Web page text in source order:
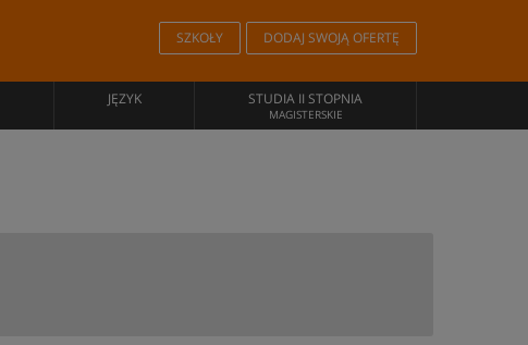
SZKOŁY DODAJ SWOJĄ OFERTĘ
JĘZYK STUDIA II STOPNIA
MAGISTERSKIE